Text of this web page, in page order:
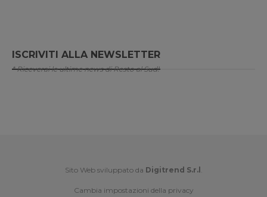
ISCRIVITI ALLA NEWSLETTER
* Riceverai le ultime news di Resto al Sud!
Sito Web sviluppato da Digitrend S.r.l .
Cambia impostazioni della privacy